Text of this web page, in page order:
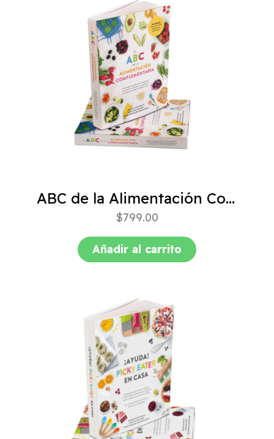
ABC de la Alimentación Complementaria 4ta edición
$799.00
Añadir al carrito